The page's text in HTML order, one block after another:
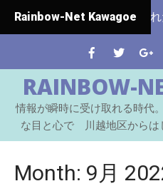
Rainbow-Net Kawagoe
市制施行された伝統ある街
RAINBOW-
情報が瞬時に受け取れる時
な目と心で 川越地区からは
Month: 9月